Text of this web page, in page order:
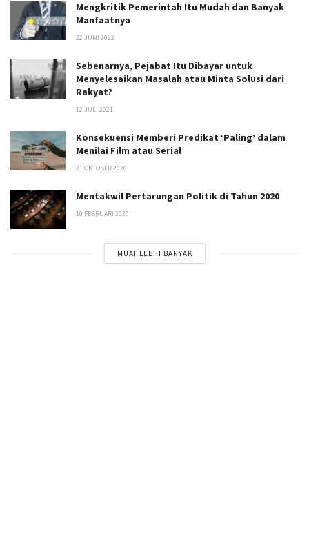
Mengkritik Pemerintah Itu Mudah dan Banyak
Manfaatnya
22 JUNI 2022
Sebenarnya, Pejabat Itu Dibayar untuk
Menyelesaikan Masalah atau Minta Solusi dari
Rakyat?
12 JULI 2021
Konsekuensi Memberi Predikat ‘Paling’ dalam
Menilai Film atau Serial
21 OKTOBER 2020
Mentakwil Pertarungan Politik di Tahun 2020
10 FEBRUARI 2020
MUAT LEBIH BANYAK